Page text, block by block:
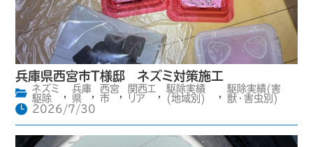
兵庫県西宮市T様邸 ネズミ対策施工
ネズミ
駆除
兵庫
県
,
西宮
市
関西エ
リア
駆除実績
(地域別)
駆除実績(害
獣・害虫別)
2026/7/30